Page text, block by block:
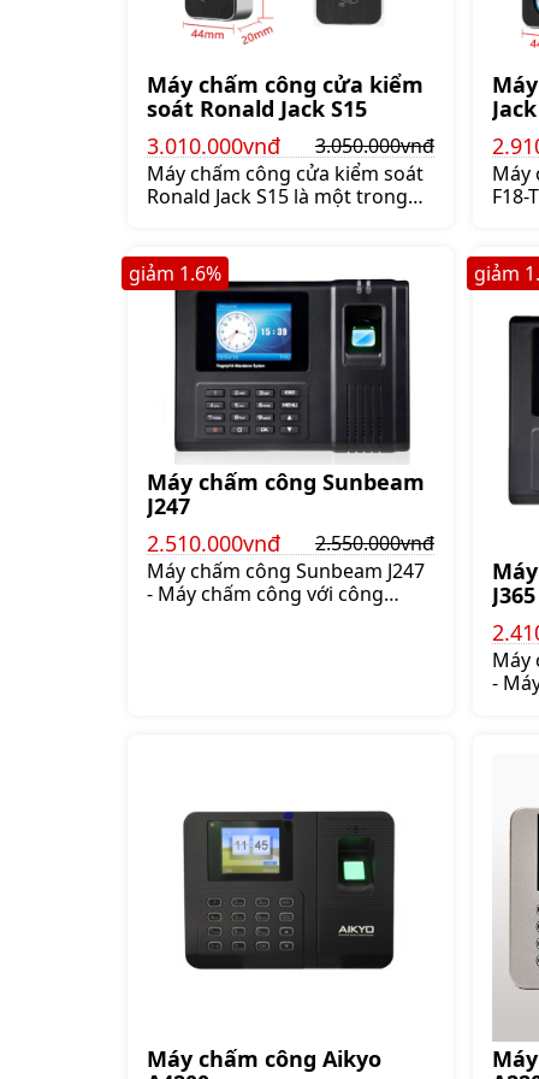
Máy chấm công cửa kiểm
soát Ronald Jack S15
3.010.000vnđ
3.050.000vnđ
Máy chấm công cửa kiểm soát
Ronald Jack S15 là một trong
quản lý việc vào ra của nhân
viên trong doanh nghiệp Với
nhiều tính năng và đặc điểm
nổi bật sản phẩm này được
đánh giá là một trong những
lựa chọn tốt nhất cho các
doanh nghiệp muốn nâng cao
hiệu quả quản
Máy
Jack
tin
Máy chấm công Sunbeam
J247
2.510.000vnđ
2.550.000vnđ
Máy chấm công Sunbeam J247
- Máy chấm công với công
kèm theo là vấn đề khá
giảm 1.6%
J365
Máy
-
và
giảm
Máy chấm công Aikyo